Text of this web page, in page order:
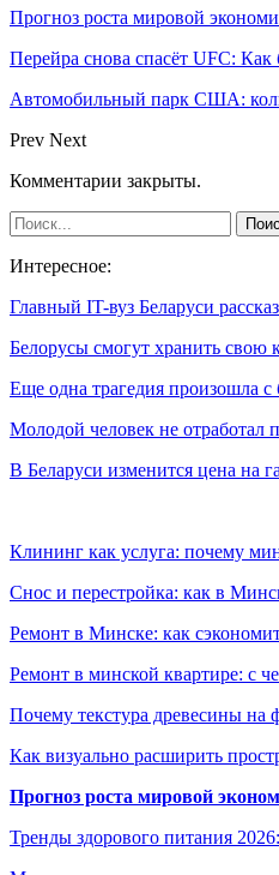
Прогноз роста мировой
Перейра снова спасёт UFC: Как
Автомобильный парк США:
Prev Next
Комментарии закрыты.
Интересное:
Главный IT-вуз Беларуси
Белорусы смогут хранить свою
Еще одна трагедия произошла
Молодой человек не отработал
В Беларуси изменится цена на
Клининг как услуга: почему
Снос и перестройка: как в
Ремонт в Минске: как
Ремонт в минской квартире: с
Почему текстура древесины на
Как визуально расширить
Прогноз роста мировой
Тренды здорового питания